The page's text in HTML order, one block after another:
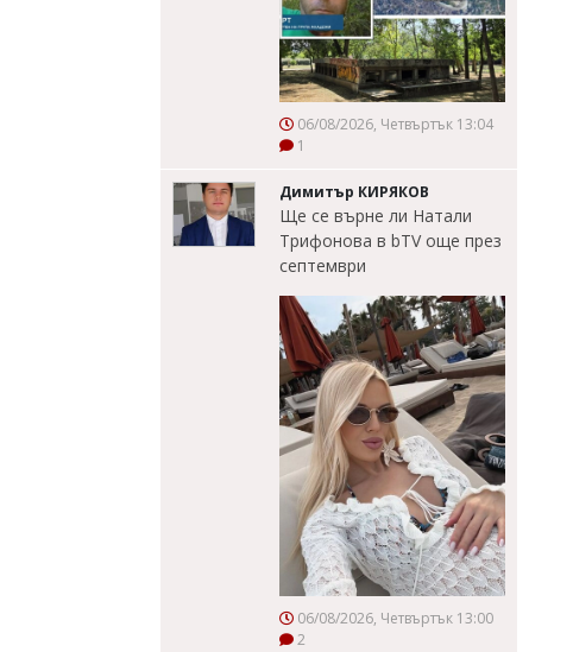
06/08/2026, Четвъртък 13:04
1
Димитър КИРЯКОВ
Ще се върне ли Натали
Трифонова в bTV още през
септември
06/08/2026, Четвъртък 13:00
2